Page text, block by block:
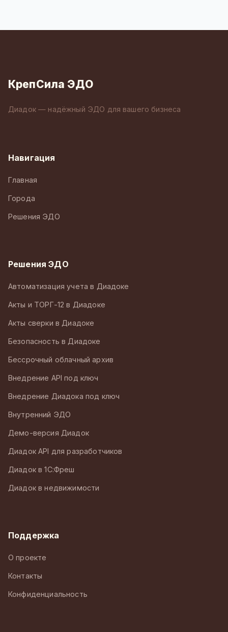
КрепСила ЭДО
Диадок — надёжный ЭДО для вашего бизнеса
Навигация
Главная
Города
Решения ЭДО
Решения ЭДО
Автоматизация учета в Диадоке
Акты и ТОРГ-12 в Диадоке
Акты сверки в Диадоке
Безопасность в Диадоке
Бессрочный облачный архив
Внедрение API под ключ
Внедрение Диадока под ключ
Внутренний ЭДО
Демо-версия Диадок
Диадок API для разработчиков
Диадок в 1С:Фреш
Диадок в недвижимости
Поддержка
О проекте
Контакты
Конфиденциальность